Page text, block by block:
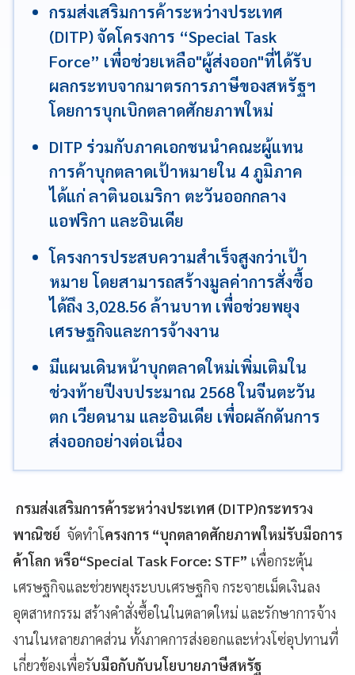
กรมส่งเสริมการค้าระหว่างประเทศ
(DITP) จัดโครงการ “Special Task
Force” เพื่อช่วยเหลือ"ผู้ส่งออก"ที่ได้รับ
ผลกระทบจากมาตรการภาษีของสหรัฐฯ
โดยการบุกเบิกตลาดศักยภาพใหม่
DITP ร่วมกับภาคเอกชนนำคณะผู้แทน
การค้าบุกตลาดเป้าหมายใน 4 ภูมิภาค
ได้แก่ ลาตินอเมริกา ตะวันออกกลาง
แอฟริกา และอินเดีย
โครงการประสบความสำเร็จสูงกว่าเป้า
หมาย โดยสามารถสร้างมูลค่าการสั่งซื้อ
ได้ถึง 3,028.56 ล้านบาท เพื่อช่วยพยุง
เศรษฐกิจและการจ้างงาน
มีแผนเดินหน้าบุกตลาดใหม่เพิ่มเติมใน
ช่วงท้ายปีงบประมาณ 2568 ในจีนตะวัน
ตก เวียดนาม และอินเดีย เพื่อผลักดันการ
ส่งออกอย่างต่อเนื่อง
กรมส่งเสริมการค้าระหว่างประเทศ (DITP)กระทรวง
พาณิชย์ จัดทำโครงการ “บุกตลาดศักยภาพใหม่รับมือการ
ค้าโลก หรือ“Special Task Force: STF” เพื่อกระตุ้น
เศรษฐกิจและช่วยพยุงระบบเศรษฐกิจ กระจายเม็ดเงินลง
อุตสาหกรรม สร้างคำสั่งซื้อในในตลาดใหม่ และรักษาการจ้าง
งานในหลายภาคส่วน ทั้งภาคการส่งออกและห่วงโซ่อุปทานที่
เกี่ยวข้องเพื่อรับมือกับกับนโยบายภาษีสหรัฐ